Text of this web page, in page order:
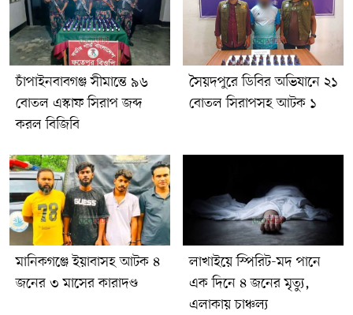
চাঁপাইনবাবগঞ্জ সীমান্তে ৯৬
বোতল এস্কাফ সিরাপ জব্দ
করল বিজিবি
সৈয়দপুরে ডিবির অভিযানে ২১
বোতল সিরাপসহ আটক ১
মানিকগঞ্জে ইয়াবাসহ আটক ৪
জনের ৩ মাসের কারাদণ্ড
লাখাইয়ে স্পিরিট-মদ পানে
এক দিনে ৪ জনের মৃত্যু,
এলাকায় চাঞ্চল্য